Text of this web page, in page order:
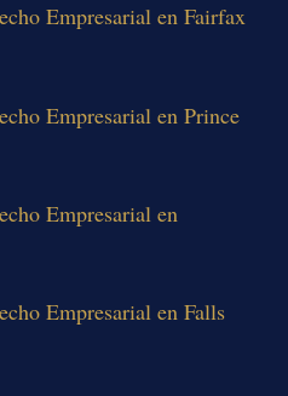
Empresarial en Fairfax
Empresarial en Prince
Empresarial en
Empresarial en Falls